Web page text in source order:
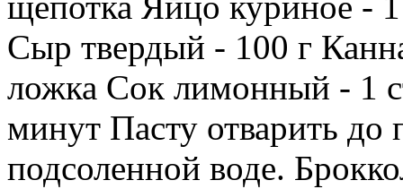
Сыр твердый - 100 г
ложка Сок лимонный - 1
минут Пасту отварить до
подсоленной воде.